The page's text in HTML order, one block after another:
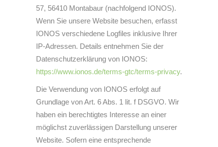
57, 56410 Montabaur (nachfolgend IONOS).
Wenn Sie unsere Website besuchen, erfasst
IONOS verschiedene Logfiles inklusive Ihrer
IP-Adressen. Details entnehmen Sie der
Datenschutzerklärung von IONOS:
https://www.ionos.de/terms-gtc/terms-privacy.
Die Verwendung von IONOS erfolgt auf
Grundlage von Art. 6 Abs. 1 lit. f DSGVO. Wir
haben ein berechtigtes Interesse an einer
möglichst zuverlässigen Darstellung unserer
Website. Sofern eine entsprechende